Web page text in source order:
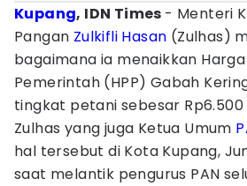
Kupang, IDN Times - Menteri
Pangan Zulkifli Hasan (Zulhas)
bagaimana ia menaikkan
Pemerintah (HPP) Gabah
tingkat petani sebesar
Zulhas yang juga Ketua Umum
hal tersebut di Kota Kupang,
saat melantik pengurus PAN